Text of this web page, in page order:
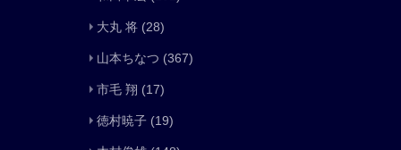
大丸 将 (28)
山本ちなつ (367)
市毛 翔 (17)
徳村暁子 (19)